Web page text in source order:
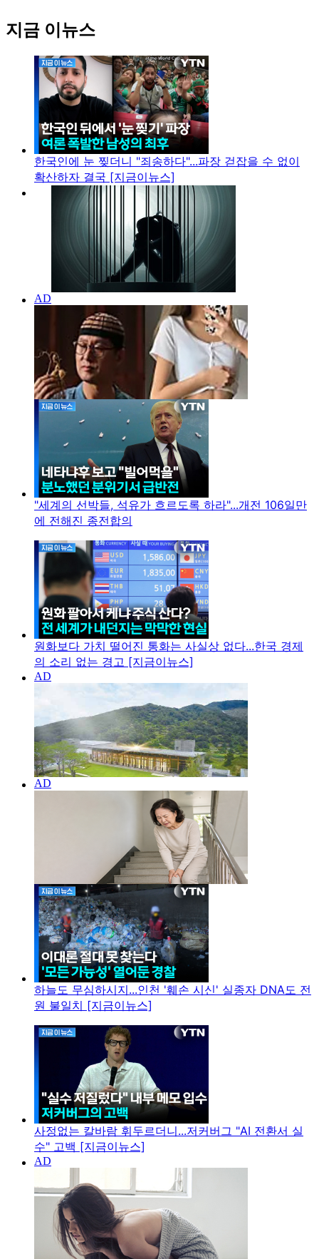
지금 이뉴스
한국인에 눈 찢더니 "죄송하다"...파장 걷잡을 수 없이
확산하자 결국 [지금이뉴스]
"세계의 선박들, 석유가 흐르도록 하라"...개전 106일만
에 전해진 종전합의
원화보다 가치 떨어진 통화는 사실상 없다...한국 경제
의 소리 없는 경고 [지금이뉴스]
하늘도 무심하시지...인천 '훼손 시신' 실종자 DNA도 전
원 불일치 [지금이뉴스]
사정없는 칼바람 휘두르더니...저커버그 "AI 전환서 실
수" 고백 [지금이뉴스]